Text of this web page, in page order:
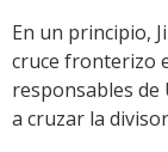
En un principio,
cruce fronterizo
responsables de
a cruzar la